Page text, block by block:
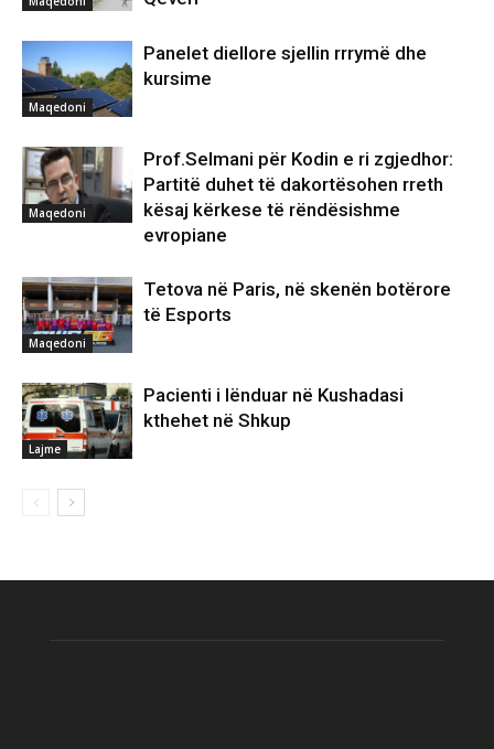
Maqedoni
Panelet diellore sjellin rrrymë dhe
kursime
Maqedoni
Prof.Selmani për Kodin e ri zgjedhor:
Partitë duhet të dakortësohen rreth
kësaj kërkese të rëndësishme
evropiane
Maqedoni
Tetova në Paris, në skenën botërore
të Esports
Lajme
Pacienti i lënduar në Kushadasi
kthehet në Shkup